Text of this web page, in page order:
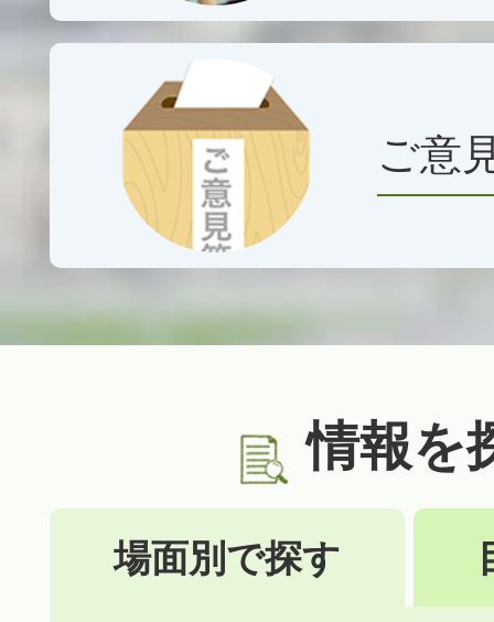
2026年08月03日
アクティブシニアフィッ
2026年08月01日
葛󠄀城市スポーツフェステ
ンカー出店者募集について
葛城市スポーツフェスティ
2026年07月31日
蓮花ちゃんグッズ(令和8年
2026年07月31日
【特別企画開催】葛城市公
ご意
情報を
場面別で探す